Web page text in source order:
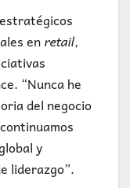
enretail,
“Nunca he
del negocio
y
liderazgo”.